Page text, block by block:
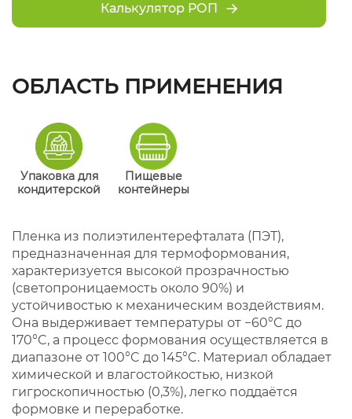
Калькулятор РОП
ОБЛАСТЬ ПРИМЕНЕНИЯ
Упаковка для
кондитерской
Пищевые
контейнеры
Пленка из полиэтилентерефталата (ПЭТ),
предназначенная для термоформования,
характеризуется высокой прозрачностью
(светопроницаемость около 90%) и
устойчивостью к механическим воздействиям.
Она выдерживает температуры от −60°C до
170°C, а процесс формования осуществляется в
диапазоне от 100°C до 145°C. Материал обладает
химической и влагостойкостью, низкой
гигроскопичностью (0,3%), легко поддаётся
формовке и переработке.